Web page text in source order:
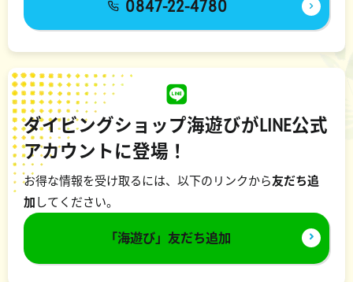
0847-22-4780
ダイビングショップ海遊びがLINE公式
アカウントに登場！
お得な情報を受け取るには、以下のリンクから友だち追
加 してください。
「海遊び」友だち追加